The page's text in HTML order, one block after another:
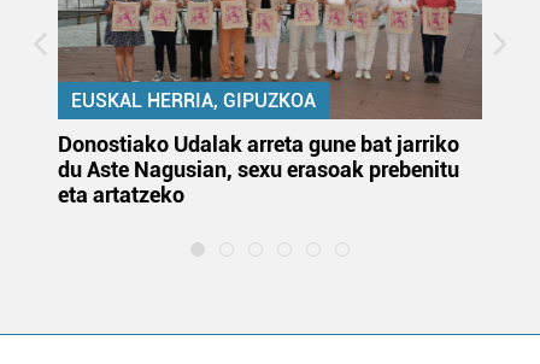
EUSKAL HERRIA, GIPUZKOA
Donostiako Udalak arreta gune bat jarriko
du Aste Nagusian, sexu erasoak prebenitu
eta artatzeko